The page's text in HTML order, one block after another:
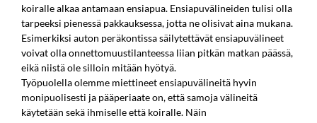
koiralle alkaa antamaan ensiapua. Ensiapuvälineiden tulisi olla
tarpeeksi pienessä pakkauksessa, jotta ne olisivat aina mukana.
Esimerkiksi auton peräkontissa säilytettävät ensiapuvälineet
voivat olla onnettomuustilanteessa liian pitkän matkan päässä,
eikä niistä ole silloin mitään hyötyä.
Työpuolella olemme miettineet ensiapuvälineitä hyvin
monipuolisesti ja pääperiaate on, että samoja välineitä
käytetään sekä ihmiselle että koiralle. Näin